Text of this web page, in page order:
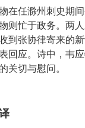
在任滁州刺史期
则忙于政务。两
到张协律寄来的
回应。诗中，韦
关切与慰问。